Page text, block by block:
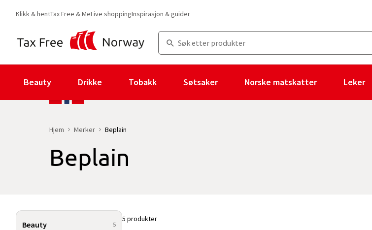
Klikk & hentTax Free & MeLive shoppingInspirasjon & guider
Beauty Drikke Tobakk Søtsaker Norske matskatter Leker
Hjem Merker Beplain
Beplain
Beauty 5
5 produkter